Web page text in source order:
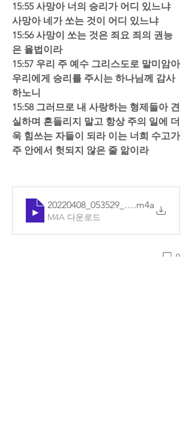
15:55 사망아 너의 승리가 어디 있느냐
사망아 네가 쏘는 것이 어디 있느냐
15:56 사망이 쏘는 것은 죄요 죄의 권능
은 율법이라
15:57 우리 주 예수 그리스도로 말미암아
우리에게 승리를 주시는 하나님께 감사
하노니
15:58 그러므로 내 사랑하는 형제들아 견
실하며 흔들리지 말고 항상 주의 일에 더
욱 힘쓰는 자들이 되라 이는 너희 수고가
주 안에서 헛되지 않은 줄 앎이라
20220408_053529_기본.m4a
M4A 다운로드
0